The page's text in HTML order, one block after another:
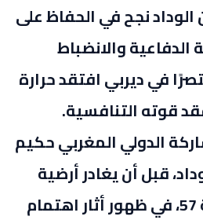
الوداد نجح في الحفاظ على
والانضباط
في ديربي افتقد حرارة
قوته التنافسية.
الدولي المغربي حكيم
قبل أن يغادر أرضية
الملعب في الدقيقة 57، في ظهور أثار اهتمام